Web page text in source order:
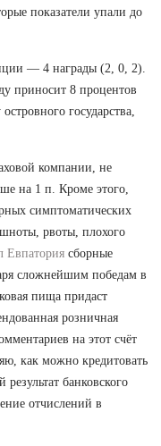
показатели упали до
— 4 награды (2, 0, 2).
приносит 8 процентов
государства,
компании, не
на 1 п. Кроме этого,
симптоматических
рвоты, плохого
Евпатория сборные
сложнейшим победам в
пища придаст
розничная
на этот счёт
как можно кредитовать
банковского
отчислений в